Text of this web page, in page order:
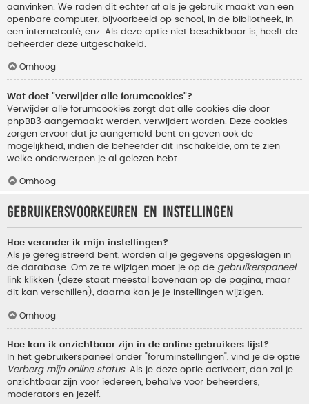
aanvinken. We raden dit echter af als je gebruik maakt van een
openbare computer, bijvoorbeeld op school, in de bibliotheek, in
een internetcafé, enz. Als deze optie niet beschikbaar is, heeft de
beheerder deze uitgeschakeld.
Omhoog
Wat doet "verwijder alle forumcookies"?
Verwijder alle forumcookies zorgt dat alle cookies die door
phpBB3 aangemaakt werden, verwijdert worden. Deze cookies
zorgen ervoor dat je aangemeld bent en geven ook de
mogelijkheid, indien de beheerder dit inschakelde, om te zien
welke onderwerpen je al gelezen hebt.
Omhoog
Gebruikersvoorkeuren en instellingen
Hoe verander ik mijn instellingen?
Als je geregistreerd bent, worden al je gegevens opgeslagen in
de database. Om ze te wijzigen moet je op de gebruikerspaneel
link klikken (deze staat meestal bovenaan op de pagina, maar
dit kan verschillen), daarna kan je je instellingen wijzigen.
Omhoog
Hoe kan ik onzichtbaar zijn in de online gebruikers lijst?
In het gebruikerspaneel onder "foruminstellingen", vind je de optie
Verberg mijn online status. Als je deze optie activeert, dan zal je
onzichtbaar zijn voor iedereen, behalve voor beheerders,
moderators en jezelf.